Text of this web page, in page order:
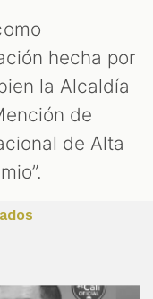
hecha por
la Alcaldía
de
de Alta